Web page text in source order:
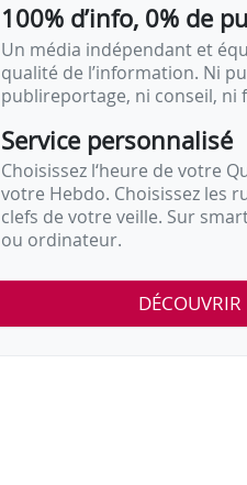
100% d’info, 0% de
Un média indépendant et
qualité de l’information. Ni
publireportage, ni conseil, ni
Service personnalisé
Choisissez l‘heure de votre
votre Hebdo. Choisissez les
clefs de votre veille. Sur
ou ordinateur.
DÉCOUVRIR